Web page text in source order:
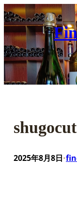
内
容
を
ス
キ
ッ
プ
shugocut
2025年8月8日•